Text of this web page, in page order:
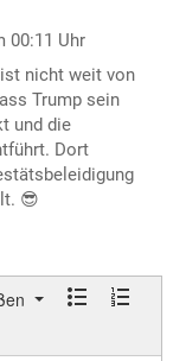
00:11 Uhr
nicht weit von
Trump sein
und die
Dort
😎